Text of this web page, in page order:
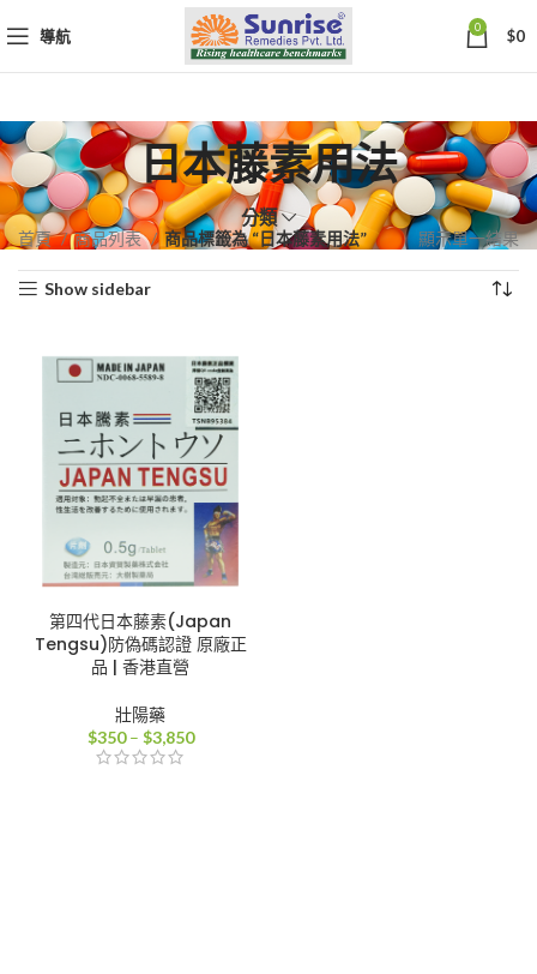
導航 0 $0
日本藤素用法
分類
首頁 商品列表 商品標籤為 “日本藤素用法” 顯示單一結果
Show sidebar
第四代日本藤素(Japan
Tengsu)防偽碼認證 原廠正
品 | 香港直營
壯陽藥
$350 – $3,850價